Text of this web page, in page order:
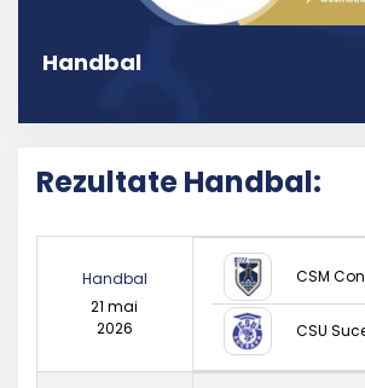
Handbal
Rezultate Handbal:
Handbal
21 mai
2026
CSM
CSU